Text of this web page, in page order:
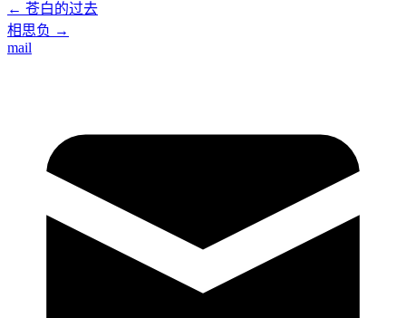
← 苍白的过去
相思负 →
mail